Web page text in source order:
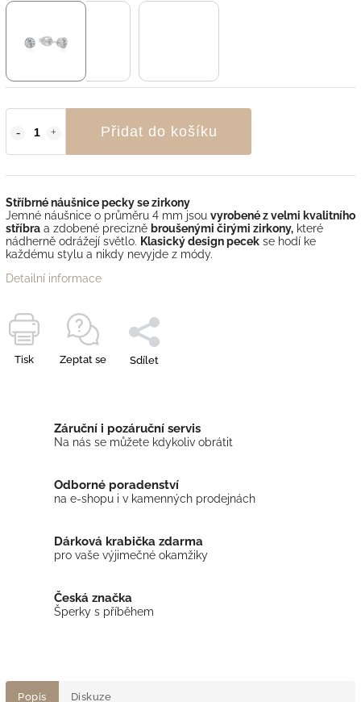
Přidat do košíku
Stříbrné náušnice pecky se zirkony
Jemné náušnice o průměru 4 mm jsou vyrobené z velmi kvalitního
stříbra a zdobené precizně broušenými čirými zirkony, které
nádherně odrážejí světlo. Klasický design pecek se hodí ke
každému stylu a nikdy nevyjde z módy.
Detailní informace
Tisk Zeptat se Sdílet
Záruční i pozáruční servis
Na nás se můžete kdykoliv obrátit
Odborné poradenství
na e-shopu i v kamenných prodejnách
Dárková krabička zdarma
pro vaše výjimečné okamžiky
Česká značka
Šperky s příběhem
Popis Diskuze